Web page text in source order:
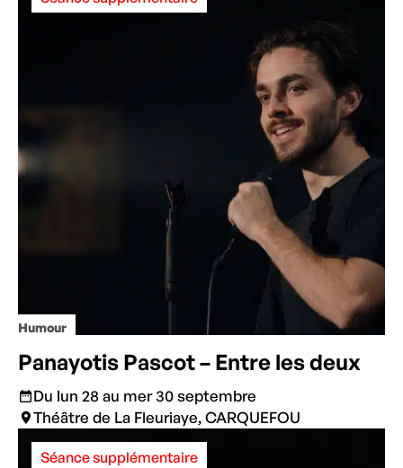
Humour
Panayotis Pascot – Entre les deux
Du lun 28 au mer 30 septembre
Théâtre de La Fleuriaye, CARQUEFOU
Séance supplémentaire